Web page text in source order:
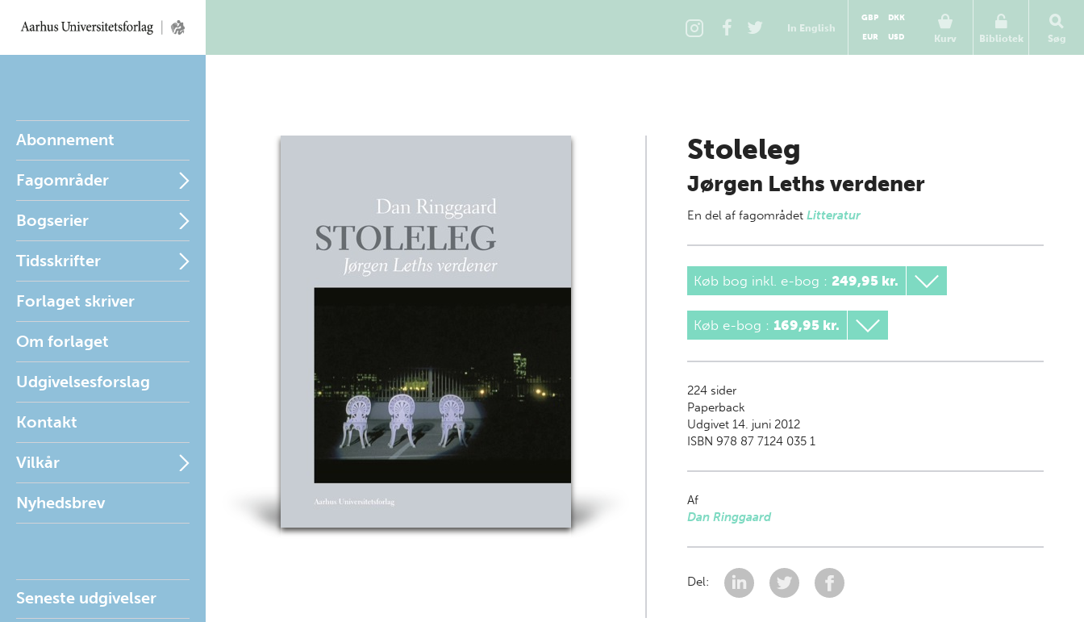
In English
Kurv
GBP
DKK
EUR
USD Bibliotek Søg
Abonnement
Fagområder
Bogserier
Tidsskrifter
Forlaget skriver
Om forlaget
Udgivelsesforslag
Kontakt
Vilkår
Nyhedsbrev
Seneste udgivelser
Stoleleg
Jørgen Leths verdener
En del af fagområdet Litteratur
Køb bog inkl. e-bog : 249,95 kr.
Køb e-bog : 169,95 kr.
224sider
Paperback
Udgivet 14. juni 2012
ISBN 978 87 7124 035 1
Af
Dan Ringgaard
Del: